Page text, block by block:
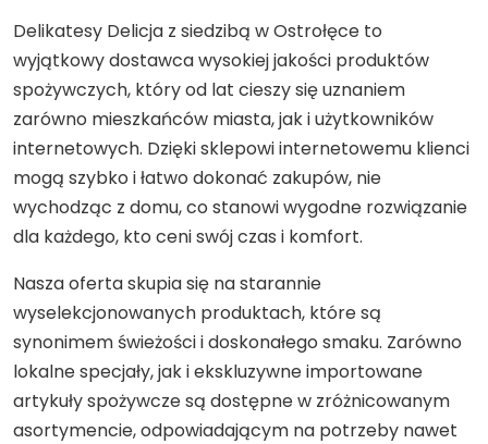
Delikatesy Delicja z siedzibą w Ostrołęce to
wyjątkowy dostawca wysokiej jakości produktów
spożywczych, który od lat cieszy się uznaniem
zarówno mieszkańców miasta, jak i użytkowników
internetowych. Dzięki sklepowi internetowemu klienci
mogą szybko i łatwo dokonać zakupów, nie
wychodząc z domu, co stanowi wygodne rozwiązanie
dla każdego, kto ceni swój czas i komfort.
Nasza oferta skupia się na starannie
wyselekcjonowanych produktach, które są
synonimem świeżości i doskonałego smaku. Zarówno
lokalne specjały, jak i ekskluzywne importowane
artykuły spożywcze są dostępne w zróżnicowanym
asortymencie, odpowiadającym na potrzeby nawet